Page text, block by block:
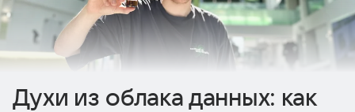
Духи из облака данных: как